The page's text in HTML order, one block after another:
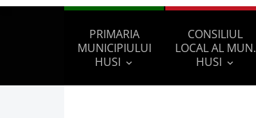
PRIMARIA
MUNICIPIULUI
HUSI
CONSILIUL
LOCAL AL MUN.
HUSI